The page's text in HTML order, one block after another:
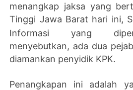
menangkap jaksa yang
Tinggi Jawa Barat hari ini,
Informasi yang
menyebutkan, ada dua
diamankan penyidik KPK.
Penangkapan ini adalah